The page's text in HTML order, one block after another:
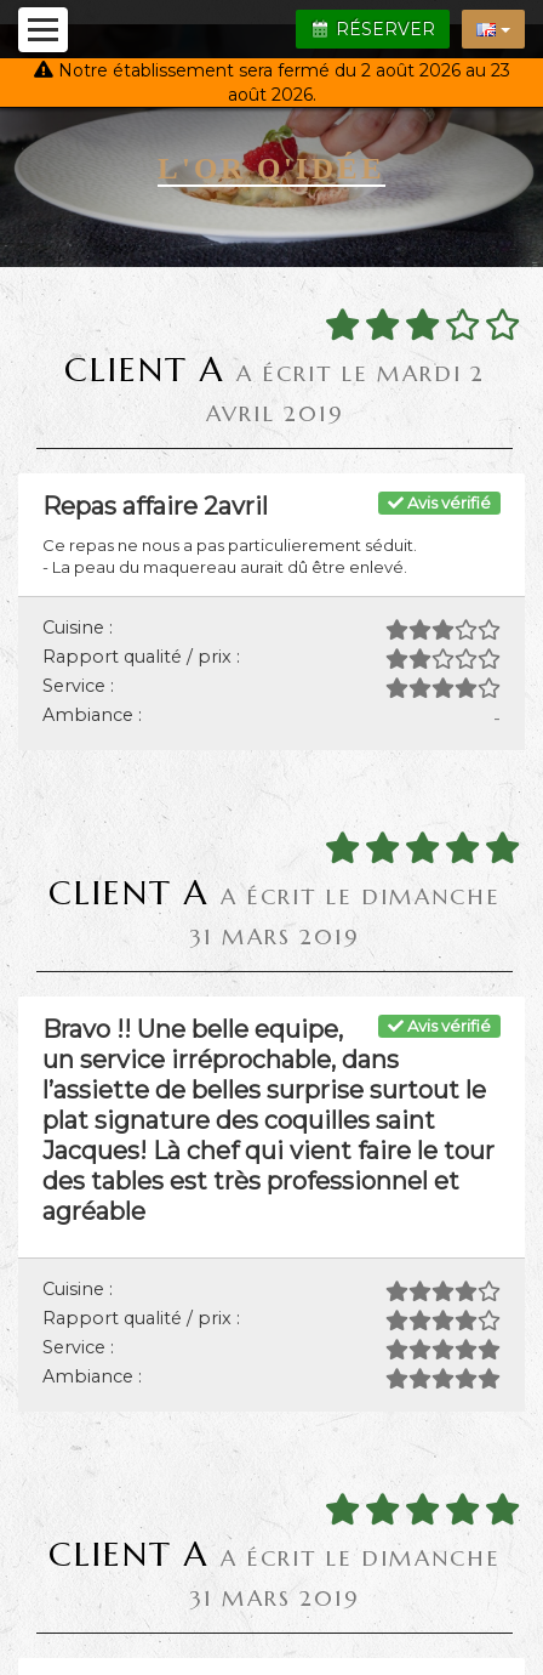
RÉSERVER
Notre établissement sera fermé du 2 août 2026 au 23
août 2026.
L'OR Q'IDÉE
CLIENT A A ÉCRIT LE MARDI 2
AVRIL 2019
Avis vérifié
Repas affaire 2avril
Ce repas ne nous a pas particulierement séduit.
- La peau du maquereau aurait dû être enlevé.
Cuisine :
Rapport qualité / prix :
Service :
-
Ambiance :
CLIENT A A ÉCRIT LE DIMANCHE
31 MARS 2019
Avis vérifié
Bravo !! Une belle equipe,
un service irréprochable, dans
l’assiette de belles surprise surtout le
plat signature des coquilles saint
Jacques! Là chef qui vient faire le tour
des tables est très professionnel et
agréable
Cuisine :
Rapport qualité / prix :
Service :
Ambiance :
CLIENT A A ÉCRIT LE DIMANCHE
31 MARS 2019